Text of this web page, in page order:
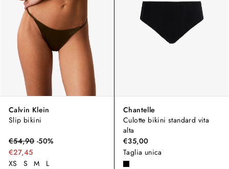
Calvin Klein
Slip bikini
€54,90-50%
€27,45
XS
S M L
Chantelle
Culotte bikini standard vita
alta
€35,00
Taglia unica